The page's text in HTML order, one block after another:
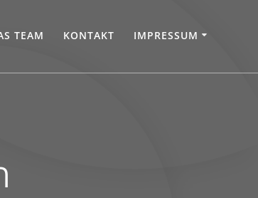
TEAM KONTAKT IMPRESSUM